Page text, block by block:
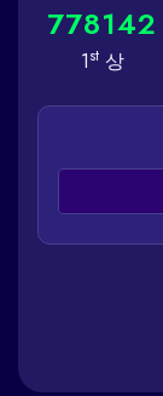
778142
1st상